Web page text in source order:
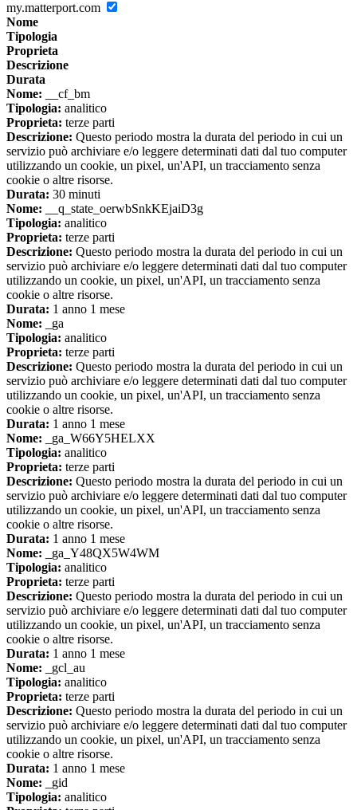
my.matterport.com
Nome
Tipologia
Proprieta
Descrizione
Durata
Nome: __cf_bm
Tipologia: analitico
Proprieta: terze parti
Descrizione: Questo periodo mostra la durata del periodo in cui un
servizio può archiviare e/o leggere determinati dati dal tuo computer
utilizzando un cookie, un pixel, un'API, un tracciamento senza
cookie o altre risorse.
Durata: 30 minuti
Nome: __q_state_oerwbSnkKEjaiD3g
Tipologia: analitico
Proprieta: terze parti
Descrizione: Questo periodo mostra la durata del periodo in cui un
servizio può archiviare e/o leggere determinati dati dal tuo computer
utilizzando un cookie, un pixel, un'API, un tracciamento senza
cookie o altre risorse.
Durata: 1 anno 1 mese
Nome: _ga
Tipologia: analitico
Proprieta: terze parti
Descrizione: Questo periodo mostra la durata del periodo in cui un
servizio può archiviare e/o leggere determinati dati dal tuo computer
utilizzando un cookie, un pixel, un'API, un tracciamento senza
cookie o altre risorse.
Durata: 1 anno 1 mese
Nome: _ga_W66Y5HELXX
Tipologia: analitico
Proprieta: terze parti
Descrizione: Questo periodo mostra la durata del periodo in cui un
servizio può archiviare e/o leggere determinati dati dal tuo computer
utilizzando un cookie, un pixel, un'API, un tracciamento senza
cookie o altre risorse.
Durata: 1 anno 1 mese
Nome: _ga_Y48QX5W4WM
Tipologia: analitico
Proprieta: terze parti
Descrizione: Questo periodo mostra la durata del periodo in cui un
servizio può archiviare e/o leggere determinati dati dal tuo computer
utilizzando un cookie, un pixel, un'API, un tracciamento senza
cookie o altre risorse.
Durata: 1 anno 1 mese
Nome: _gcl_au
Tipologia: analitico
Proprieta: terze parti
Descrizione: Questo periodo mostra la durata del periodo in cui un
servizio può archiviare e/o leggere determinati dati dal tuo computer
utilizzando un cookie, un pixel, un'API, un tracciamento senza
cookie o altre risorse.
Durata: 1 anno 1 mese
Nome: _gid
Tipologia: analitico